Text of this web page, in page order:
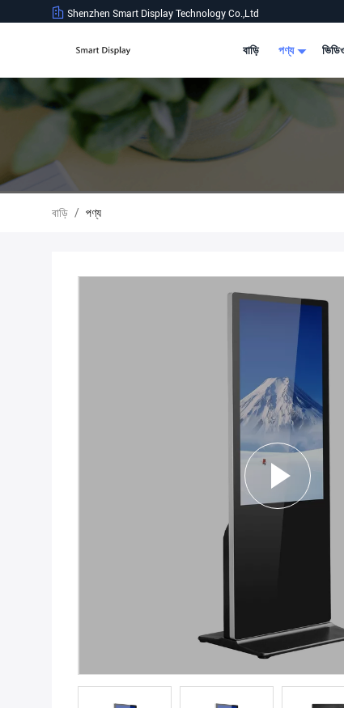
Shenzhen Smart Display Technology Co.,Ltd
বাড়ি পণ্য
বাড়ি / পণ্য